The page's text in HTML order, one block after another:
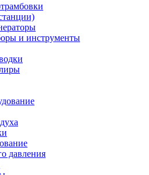
и инструменты
давления